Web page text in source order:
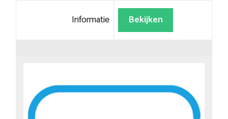
Informatie Bekijken